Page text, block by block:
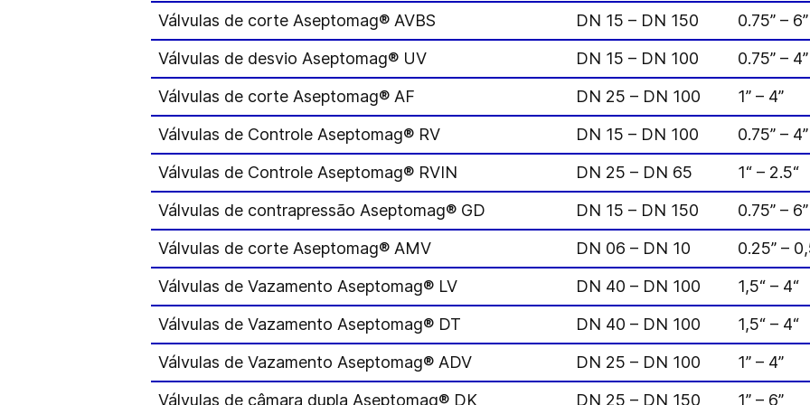
Válvulas de corte Aseptomag® AVBS DN 15 – DN 150
0.75” – 6”
Válvulas de desvio Aseptomag® UV
DN 15 – DN 100
0.75” – 4”
Válvulas de corte Aseptomag® AF
DN 25 – DN 100
1” – 4”
Válvulas de Controle Aseptomag® RV
DN 15 – DN 100
0.75” – 4”
Válvulas de Controle Aseptomag® RVIN
DN 25 – DN 65
1“ – 2.5“
Válvulas de contrapressão Aseptomag® GD
DN 15 – DN 150
0.75” – 6”
Válvulas de corte Aseptomag® AMV
DN 06 – DN 10
0.25” –
Válvulas de Vazamento Aseptomag® LV
DN 40 – DN 100
1,5“ – 4“
Válvulas de Vazamento Aseptomag® DT
DN 40 – DN 100
1,5“ – 4“
Válvulas de Vazamento Aseptomag® ADV
DN 25 – DN 100
1” – 4”
Válvulas de câmara dupla Aseptomag® DK
DN 25 – DN 150 1” – 6”